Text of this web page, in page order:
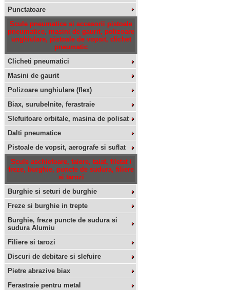
Punctatoare
Scule pneumatice si accesorii pistoale
pneumatice, masini de gaurit, polizoare
unghiulare, pistoale de vopsit, clichet
pneumatic
Clicheti pneumatici
Masini de gaurit
Polizoare unghiulare (flex)
Biax, surubelnite, ferastraie
Slefuitoare orbitale, masina de polisat
Dalti pneumatice
Pistoale de vopsit, aerografe si suflat
Scule aschietoare, taiere, taiat, filetat /
freze, burghie, puncte de sudura, filiere
si tarozi
Burghie si seturi de burghie
Freze si burghie in trepte
Burghie, freze puncte de sudura si
sudura Alumiu
Filiere si tarozi
Discuri de debitare si slefuire
Pietre abrazive biax
Ferastraie pentru metal